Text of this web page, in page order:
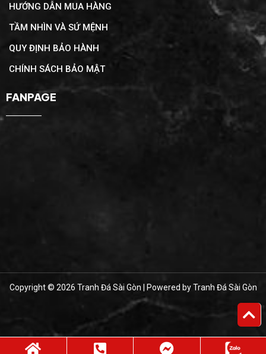
HƯỚNG DẪN MUA HÀNG
TẦM NHÌN VÀ SỨ MỆNH
QUY ĐỊNH BẢO HÀNH
CHÍNH SÁCH BẢO MẬT
FANPAGE
Copyright © 2026 Tranh Đá Sài Gòn | Powered by Tranh Đá Sài Gòn